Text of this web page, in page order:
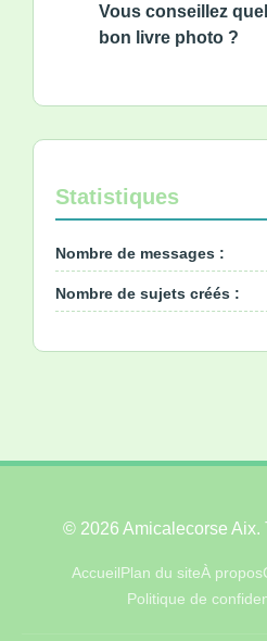
Vous conseillez
bon livre photo ?
Statistiques
Nombre de messages :
Nombre de sujets créés :
© 2026 Amicalecorse Aix.
AccueilPlan du siteÀ propos
Politique de